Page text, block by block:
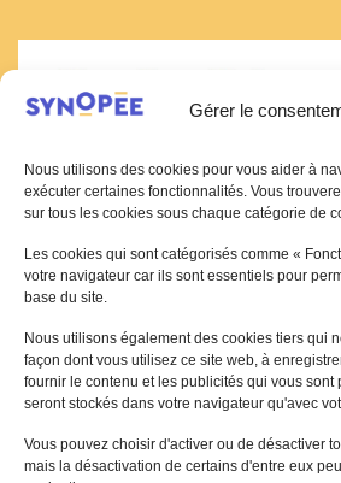
Gérer le
Nous utilisons des cookies pour vous aider à
exécuter certaines fonctionnalités. Vous
sur tous les cookies sous chaque catégorie de
Les cookies qui sont catégorisés comme «
votre navigateur car ils sont essentiels pour
base du site.
Nous utilisons également des cookies tiers qui
façon dont vous utilisez ce site web, à
fournir le contenu et les publicités qui vous sont
seront stockés dans votre navigateur qu'avec
Vous pouvez choisir d'activer ou de désactiver
mais la désactivation de certains d'entre eux
Plan du site ⋅ Mentions légales ⋅ Charte
Protection des données